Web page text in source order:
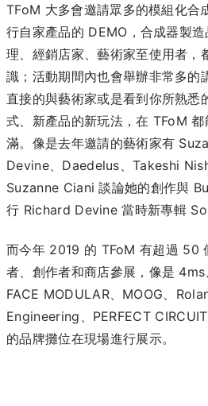
TFoM 大多會邀請眾多的模組化合
行自家產品的 DEMO，合成器製
理、經銷店家、藝術家至使用者，
識；活動期間內也會舉辦非常多的
直接的與藝術家或是看到你所熟悉
式、新產品的新玩法，在 TFoM
滿。像是去年邀請的藝術家有
Devine、Daedelus、Takeshi
Suzanne Ciani 談論她的創作與
行 Richard Devine 當時新專輯
而今年 2019 的 TFoM 有超過 50
者、創作者和商店參展，像是
FACE MODULAR、MOOG、
Engineering、PERFECT
的品牌攤位在現場進行展示。